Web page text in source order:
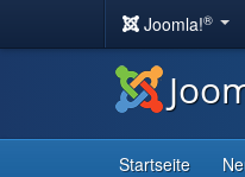
Joomla!®
Startseite